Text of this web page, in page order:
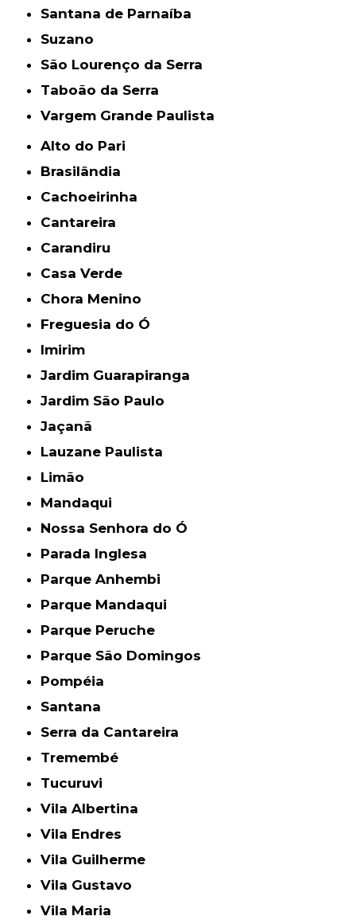
Santana de Parnaíba
Suzano
São Lourenço da Serra
Taboão da Serra
Vargem Grande Paulista
Alto do Pari
Brasilândia
Cachoeirinha
Cantareira
Carandiru
Casa Verde
Chora Menino
Freguesia do Ó
Imirim
Jardim Guarapiranga
Jardim São Paulo
Jaçanã
Lauzane Paulista
Limão
Mandaqui
Nossa Senhora do Ó
Parada Inglesa
Parque Anhembi
Parque Mandaqui
Parque Peruche
Parque São Domingos
Pompéia
Santana
Serra da Cantareira
Tremembé
Tucuruvi
Vila Albertina
Vila Endres
Vila Guilherme
Vila Gustavo
Vila Maria